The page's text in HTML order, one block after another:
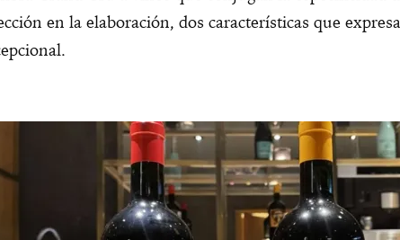
en la elaboración, dos características que